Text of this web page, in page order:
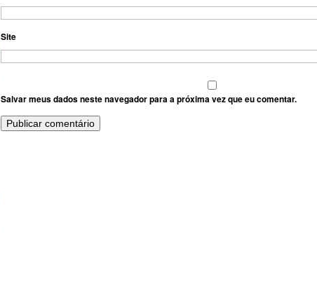
Site
Salvar meus dados neste navegador para a próxima vez que eu comentar.